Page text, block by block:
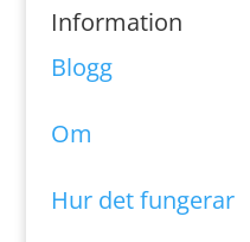
Information
Blogg
Om
Hur det fungerar